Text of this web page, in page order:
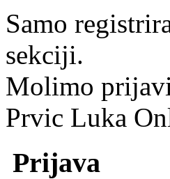
Samo
sekciji.
Molimo
Prvic Luka
Prijava